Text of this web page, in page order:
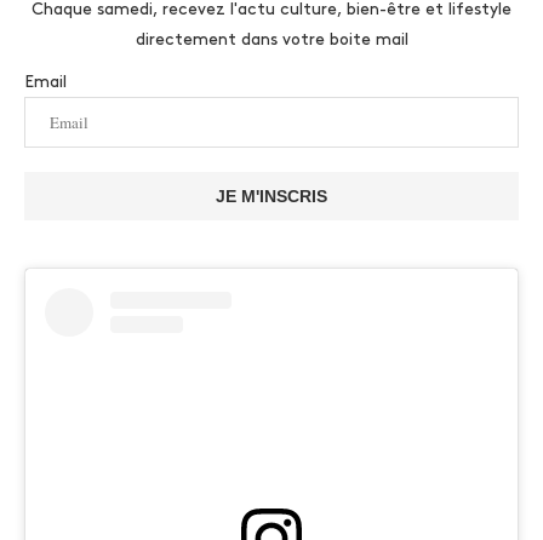
Chaque samedi, recevez l'actu culture, bien-être et lifestyle
directement dans votre boite mail
Email
JE M'INSCRIS